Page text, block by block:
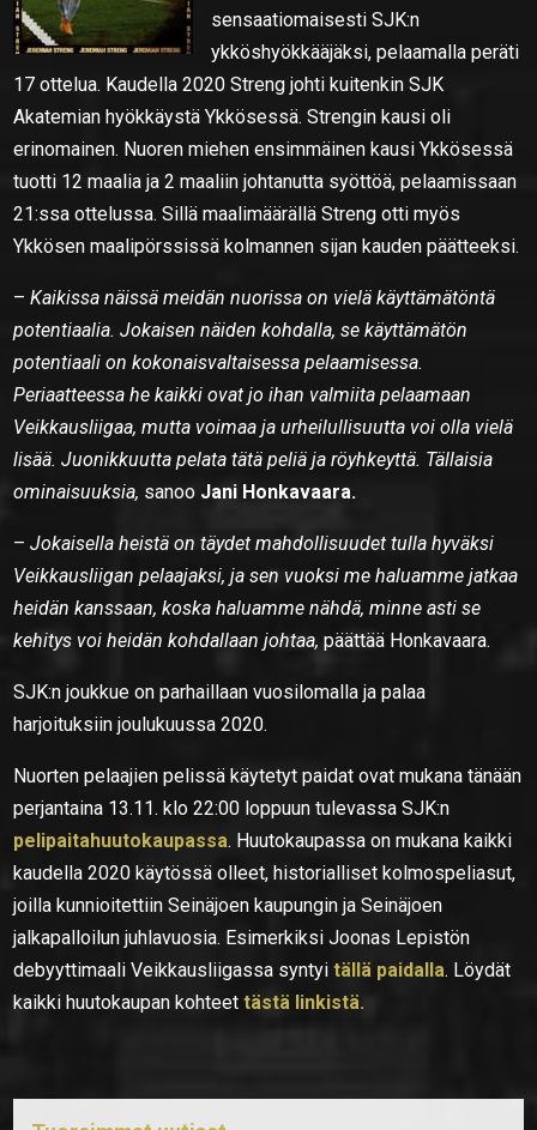
sensaatiomaisesti SJK:n
ykköshyökkääjäksi, pelaamalla peräti
17 ottelua. Kaudella 2020 Streng johti kuitenkin SJK
Akatemian hyökkäystä Ykkösessä. Strengin kausi oli
erinomainen. Nuoren miehen ensimmäinen kausi Ykkösessä
tuotti 12 maalia ja 2 maaliin johtanutta syöttöä, pelaamissaan
21:ssa ottelussa. Sillä maalimäärällä Streng otti myös
Ykkösen maalipörssissä kolmannen sijan kauden päätteeksi.
–Kaikissa näissä meidän nuorissa on vielä käyttämätöntä
potentiaalia. Jokaisen näiden kohdalla, se käyttämätön
potentiaali on kokonaisvaltaisessa pelaamisessa.
Periaatteessa he kaikki ovat jo ihan valmiita pelaamaan
Veikkausliigaa, mutta voimaa ja urheilullisuutta voi olla vielä
lisää. Juonikkuutta pelata tätä peliä ja röyhkeyttä. Tällaisia
ominaisuuksia, sanoo Jani Honkavaara.
–Jokaisella heistä on täydet mahdollisuudet tulla hyväksi
Veikkausliigan pelaajaksi, ja sen vuoksi me haluamme jatkaa
heidän kanssaan, koska haluamme nähdä, minne asti se
kehitys voi heidän kohdallaan johtaa, päättää Honkavaara.
SJK:n joukkue on parhaillaan vuosilomalla ja palaa
harjoituksiin joulukuussa 2020.
Nuorten pelaajien pelissä käytetyt paidat ovat mukana tänään
perjantaina 13.11. klo 22:00 loppuun tulevassa SJK:n
pelipaitahuutokaupassa. Huutokaupassa on mukana kaikki
kaudella 2020 käytössä olleet, historialliset kolmospeliasut,
joilla kunnioitettiin Seinäjoen kaupungin ja Seinäjoen
jalkapalloilun juhlavuosia. Esimerkiksi Joonas Lepistön
debyyttimaali Veikkausliigassa syntyitällä paidalla. Löydät
kaikki huutokaupan kohteettästä linkistä.